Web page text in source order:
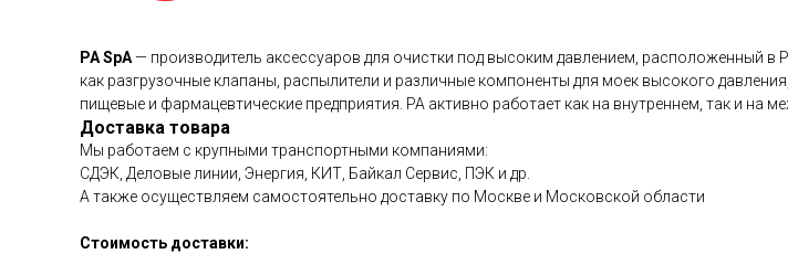
PA SpA— производитель аксессуаров для очистки под высоким давлением, расположенный в
как разгрузочные клапаны, распылители и различные компоненты для моек высокого
пищевые и фармацевтические предприятия. PA активно работает как на внутреннем, так и на
Доставка товара
Мы работаем с крупными транспортными компаниями:
СДЭК, Деловые линии, Энергия, КИТ, Байкал Сервис, ПЭК и др.
А также осуществляем самостоятельно доставку по Москве и Московской области
Стоимость доставки: